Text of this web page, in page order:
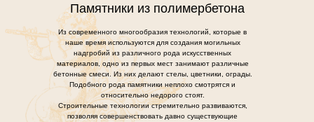
Памятники из полимербетона
Из современного многообразия технологий, которые в
наше время используются для создания могильных
надгробий из различного рода искусственных
материалов, одно из первых мест занимают различные
бетонные смеси. Из них делают стелы, цветники, ограды.
Подобного рода памятники неплохо смотрятся и
относительно недорого стоят.
Строительные технологии стремительно развиваются,
позволяя совершенствовать давно существующие